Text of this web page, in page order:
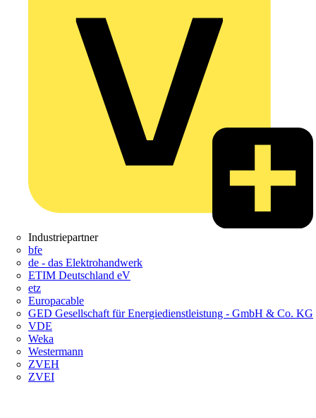
Industriepartner
bfe
de - das Elektrohandwerk
ETIM Deutschland eV
etz
Europacable
GED Gesellschaft für Energiedienstleistung - GmbH & Co. KG
VDE
Weka
Westermann
ZVEH
ZVEI